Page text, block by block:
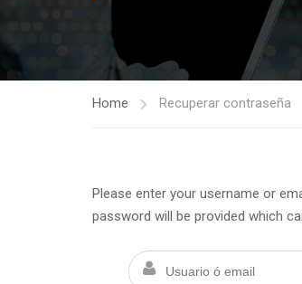
Home Recuperar contraseña
Please enter your username or
password will be provided which